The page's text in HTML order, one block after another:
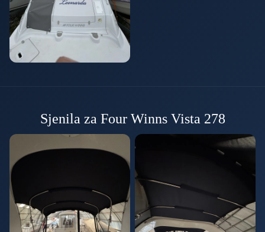
Sjenila za Four Winns Vista 278